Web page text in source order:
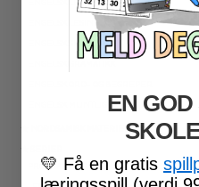
ENGELSK LESEFORSTÅELSE
ENGELSK LESING
ENGELSK SKRIVING
★ NORDSAMISK MATERIELL
PROGRAMMERING
EN
💛 Få en gratis